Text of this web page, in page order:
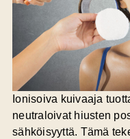
Ionisoiva kuivaaja
neutraloivat hiusten
sähköisyyttä. Tämä